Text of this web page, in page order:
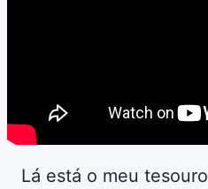
Lá está o meu tesouro